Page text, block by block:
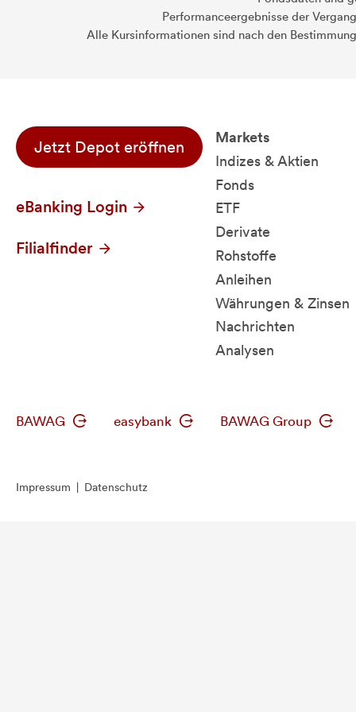
Performanceergebnisse der
Alle Kursinformationen sind nach den
Jetzt Depot eröffnen
eBanking Login
Filialfinder
Markets
Indizes & Aktien
Fonds
ETF
Derivate
Rohstoffe
Anleihen
Währungen & Zinsen
Nachrichten
Analysen
BAWAG easybank BAWAG Group
Impressum Datenschutz